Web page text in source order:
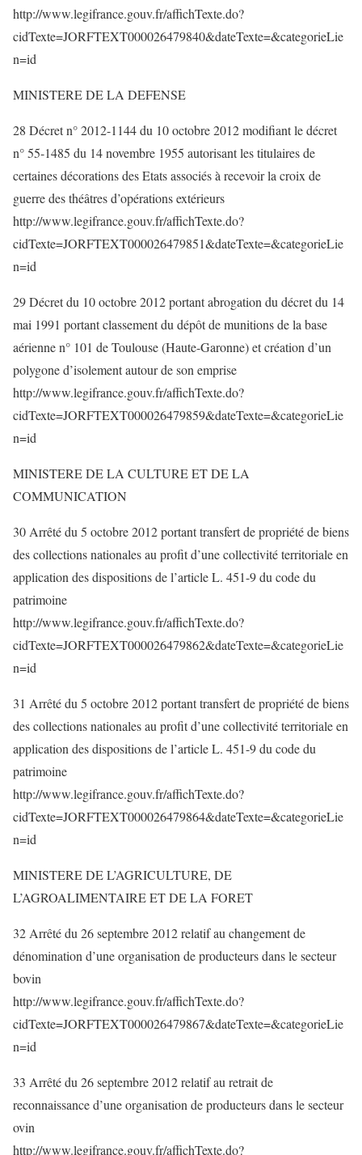
http://www.legifrance.gouv.fr/affichTexte.do?
cidTexte=JORFTEXT000026479840&dateTexte=&categorieLie
n=id
MINISTERE DE LA DEFENSE
28 Décret n° 2012-1144 du 10 octobre 2012 modifiant le décret
n° 55-1485 du 14 novembre 1955 autorisant les titulaires de
certaines décorations des Etats associés à recevoir la croix de
guerre des théâtres d’opérations extérieurs
http://www.legifrance.gouv.fr/affichTexte.do?
cidTexte=JORFTEXT000026479851&dateTexte=&categorieLie
n=id
29 Décret du 10 octobre 2012 portant abrogation du décret du 14
mai 1991 portant classement du dépôt de munitions de la base
aérienne n° 101 de Toulouse (Haute-Garonne) et création d’un
polygone d’isolement autour de son emprise
http://www.legifrance.gouv.fr/affichTexte.do?
cidTexte=JORFTEXT000026479859&dateTexte=&categorieLie
n=id
MINISTERE DE LA CULTURE ET DE LA
COMMUNICATION
30 Arrêté du 5 octobre 2012 portant transfert de propriété de biens
des collections nationales au profit d’une collectivité territoriale en
application des dispositions de l’article L. 451-9 du code du
patrimoine
http://www.legifrance.gouv.fr/affichTexte.do?
cidTexte=JORFTEXT000026479862&dateTexte=&categorieLie
n=id
31 Arrêté du 5 octobre 2012 portant transfert de propriété de biens
des collections nationales au profit d’une collectivité territoriale en
application des dispositions de l’article L. 451-9 du code du
patrimoine
http://www.legifrance.gouv.fr/affichTexte.do?
cidTexte=JORFTEXT000026479864&dateTexte=&categorieLie
n=id
MINISTERE DE L’AGRICULTURE, DE
L’AGROALIMENTAIRE ET DE LA FORET
32 Arrêté du 26 septembre 2012 relatif au changement de
dénomination d’une organisation de producteurs dans le secteur
bovin
http://www.legifrance.gouv.fr/affichTexte.do?
cidTexte=JORFTEXT000026479867&dateTexte=&categorieLie
n=id
33 Arrêté du 26 septembre 2012 relatif au retrait de
reconnaissance d’une organisation de producteurs dans le secteur
ovin
http://www.legifrance.gouv.fr/affichTexte.do?